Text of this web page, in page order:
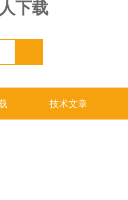
下载
技术文章